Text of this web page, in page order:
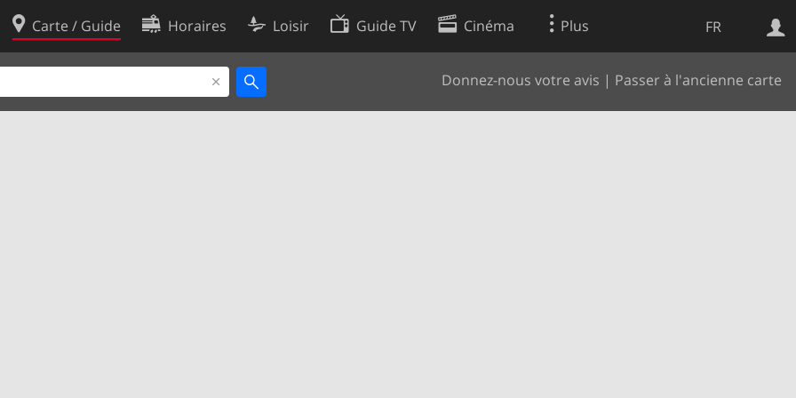
FR
Carte / Guide Horaires Loisir Guide TV Cinéma Plus
Donnez-nous votre avis | Passer à l'ancienne carte
Web
Politique en matière de cookies
Préférences de cookies